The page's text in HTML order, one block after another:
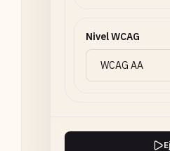
Nivel WCAG